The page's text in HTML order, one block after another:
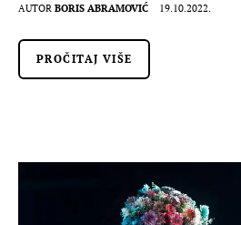
AUTOR BORIS ABRAMOVIĆ 19.10.2022.
PROČITAJ VIŠE